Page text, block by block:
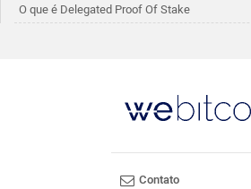
O que é Delegated Proof Of Stake
Contato